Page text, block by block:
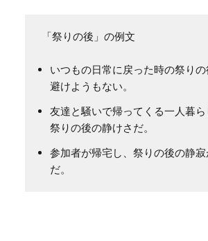
いつもの日常に戻った時の祭り
避けようもない。
友達と騒いで帰ってくる一人暮ら
祭りの後の静けさだ。
参加者が帰宅し、祭りの後の静
だ。